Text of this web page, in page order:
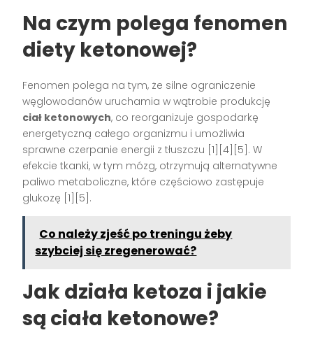
Na czym polega fenomen
diety ketonowej?
Fenomen polega na tym, że silne ograniczenie
węglowodanów uruchamia w wątrobie produkcję
ciał ketonowych, co reorganizuje gospodarkę
energetyczną całego organizmu i umożliwia
sprawne czerpanie energii z tłuszczu [1][4][5]. W
efekcie tkanki, w tym mózg, otrzymują alternatywne
paliwo metaboliczne, które częściowo zastępuje
glukozę [1][5].
Co należy zjeść po treningu żeby
szybciej się zregenerować?
Jak działa ketoza i jakie
są ciała ketonowe?